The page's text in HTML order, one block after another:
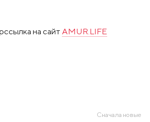
на сайт AMUR.LIFE
Сначала новые